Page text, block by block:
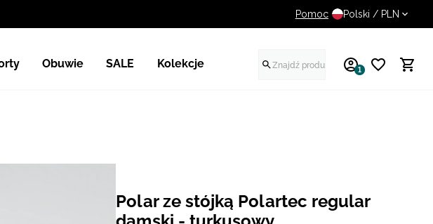
14 dni na darmowy zwrot
Pomoc Polski / PLN
Obuwie SALE Kolekcje 1
Polar ze stójką Polartec regular